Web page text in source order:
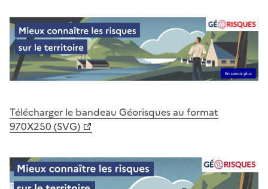
Télécharger le bandeau Géorisques au format
970X250 (SVG)